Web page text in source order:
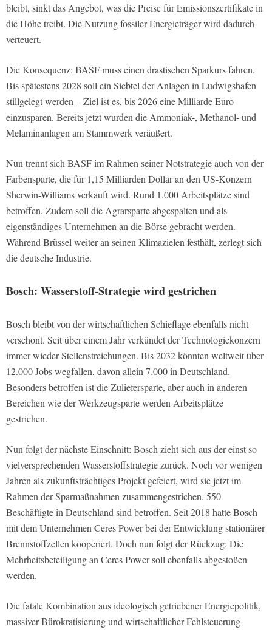
bleibt, sinkt das Angebot, was die Preise für Emissionszertifikate in
die Höhe treibt. Die Nutzung fossiler Energieträger wird dadurch
verteuert.
Die Konsequenz: BASF muss einen drastischen Sparkurs fahren.
Bis spätestens 2028 soll ein Siebtel der Anlagen in Ludwigshafen
stillgelegt werden – Ziel ist es, bis 2026 eine Milliarde Euro
einzusparen. Bereits jetzt wurden die Ammoniak-, Methanol- und
Melaminanlagen am Stammwerk veräußert.
Nun trennt sich BASF im Rahmen seiner Notstrategie auch von der
Farbensparte, die für 1,15 Milliarden Dollar an den US-Konzern
Sherwin-Williams verkauft wird. Rund 1.000 Arbeitsplätze sind
betroffen. Zudem soll die Agrarsparte abgespalten und als
eigenständiges Unternehmen an die Börse gebracht werden.
Während Brüssel weiter an seinen Klimazielen festhält, zerlegt sich
die deutsche Industrie.
Bosch: Wasserstoff-Strategie wird gestrichen
Bosch bleibt von der wirtschaftlichen Schieflage ebenfalls nicht
verschont. Seit über einem Jahr verkündet der Technologiekonzern
immer wieder Stellenstreichungen. Bis 2032 könnten weltweit über
12.000 Jobs wegfallen, davon allein 7.000 in Deutschland.
Besonders betroffen ist die Zuliefersparte, aber auch in anderen
Bereichen wie der Werkzeugsparte werden Arbeitsplätze
gestrichen.
Nun folgt der nächste Einschnitt: Bosch zieht sich aus der einst so
vielversprechenden Wasserstoffstrategie zurück. Noch vor wenigen
Jahren als zukunftsträchtiges Projekt gefeiert, wird sie jetzt im
Rahmen der Sparmaßnahmen zusammengestrichen. 550
Beschäftigte in Deutschland sind betroffen. Seit 2018 hatte Bosch
mit dem Unternehmen Ceres Power bei der Entwicklung stationärer
Brennstoffzellen kooperiert. Doch nun folgt der Rückzug: Die
Mehrheitsbeteiligung an Ceres Power soll ebenfalls abgestoßen
werden.
Die fatale Kombination aus ideologisch getriebener Energiepolitik,
massiver Bürokratisierung und wirtschaftlicher Fehlsteuerung